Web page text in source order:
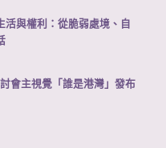
活與權利：從脆弱處境、自
會主視覺「誰是港灣」發布